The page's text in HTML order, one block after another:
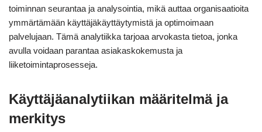
toiminnan seurantaa ja analysointia, mikä auttaa organisaatioita
ymmärtämään käyttäjäkäyttäytymistä ja optimoimaan
palvelujaan. Tämä analytiikka tarjoaa arvokasta tietoa, jonka
avulla voidaan parantaa asiakaskokemusta ja
liiketoimintaprosesseja.
Käyttäjäanalytiikan määritelmä ja
merkitys